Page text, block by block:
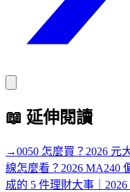
📖 延伸閱讀
→0050 怎麼買？2026 元
線怎麼看？2026 MA240
成的 5 件理財大事｜